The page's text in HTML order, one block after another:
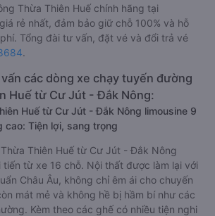
Thừa Thiên Huế chính hãng tại
rẻ nhất, đảm bảo giữ chỗ 100% và hỗ
Tổng đài tư vấn, đặt vé và đổi trả vé
.
các dòng xe chạy tuyến đường
Huế từ Cư Jút - Đắk Nông:
Huế từ Cư Jút - Đắk Nông limousine 9
cao: Tiện lợi, sang trọng
Thiên Huế từ Cư Jút - Đắk Nông
tiến từ xe 16 chỗ. Nội thất được làm lại với
Châu Âu, không chỉ êm ái cho chuyến
mát mẻ và không hề bị hầm bí như các
Kèm theo các ghế có nhiều tiện nghi